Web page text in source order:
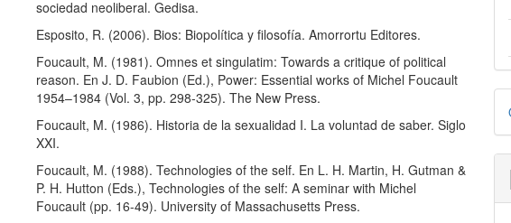
sociedad neoliberal. Gedisa.
Esposito, R. (2006). Bios: Biopolítica y filosofía. Amorrortu Editores.
Foucault, M. (1981). Omnes et singulatim: Towards a critique of political
reason. En J. D. Faubion (Ed.), Power: Essential works of Michel Foucault
1954–1984 (Vol. 3, pp. 298-325). The New Press.
Foucault, M. (1986). Historia de la sexualidad I. La voluntad de saber. Siglo
XXI.
Foucault, M. (1988). Technologies of the self. En L. H. Martin, H. Gutman &
P. H. Hutton (Eds.), Technologies of the self: A seminar with Michel
Foucault (pp. 16-49). University of Massachusetts Press.